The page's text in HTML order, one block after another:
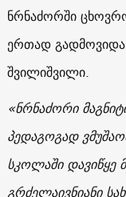
ნრნაძორში
ერთად
შვილიშვილი.
«ნრნაძორი
პედაგოგად
სკოლაში დავიწყე
გრძელაივნიანი